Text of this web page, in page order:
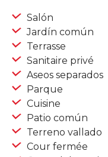
Salón
Jardín común
Terrasse
Sanitaire privé
Aseos separados
Parque
Cuisine
Patio común
Terreno vallado
Cour fermée